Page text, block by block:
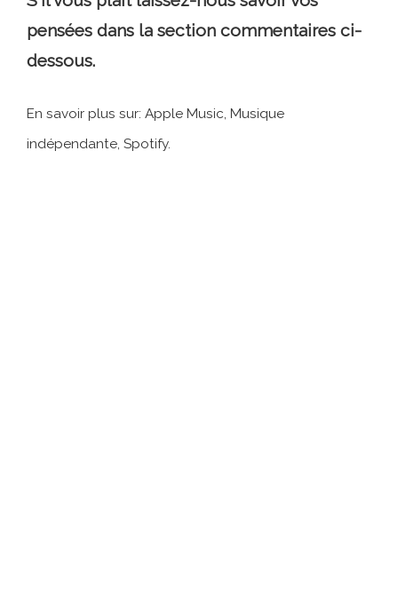
pensées dans la section commentaires ci-
dessous.
En savoir plus sur: Apple Music, Musique
indépendante, Spotify.